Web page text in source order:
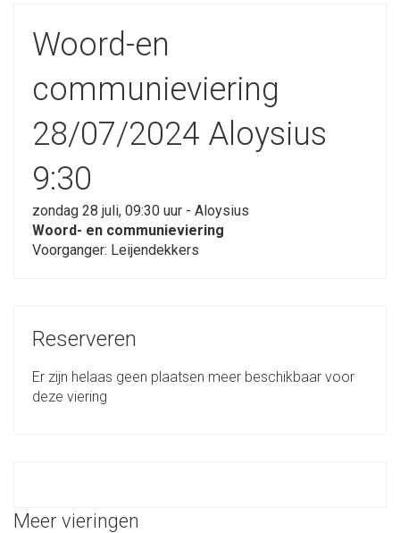
Woord-en
communieviering
28/07/2024 Aloysius
9:30
zondag 28 juli, 09:30 uur - Aloysius
Woord- en communieviering
Voorganger: Leijendekkers
Reserveren
Er zijn helaas geen plaatsen meer beschikbaar voor
deze viering
Meer vieringen